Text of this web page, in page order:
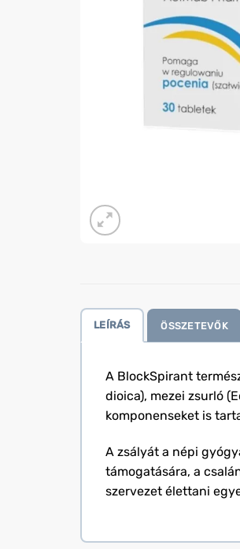
LEÍRÁS ÖSSZETEVŐK
A BlockSpirant
dioica), mezei zsurló
komponenseket is
A zsályát a népi
támogatására, a
szervezet élettani